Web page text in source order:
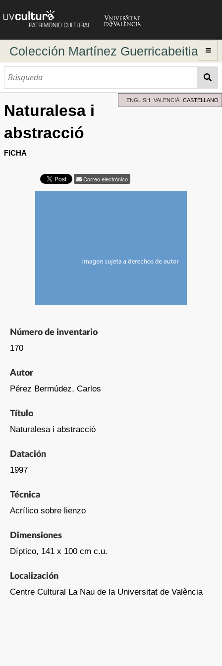
Colección Martínez Guerricabeitia
Explorar
Búsqueda avanzada
Directorio de autores
ENGLISH VALENCIÀ CASTELLANO
Naturalesa i
abstracció
FICHA
Correo electrónico
Número de inventario
170
Autor
Pérez Bermúdez, Carlos
Título
Naturalesa i abstracció
Datación
1997
Técnica
Acrílico sobre lienzo
Dimensiones
Díptico, 141 x 100 cm c.u.
Localización
Centre Cultural La Nau de la Universitat de València